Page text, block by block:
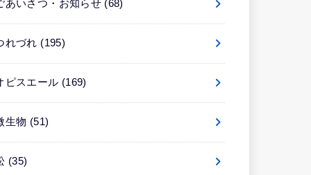
あいさつ・お知らせ (68)
れづれ (195)
ピスエール (169)
生物 (51)
(35)